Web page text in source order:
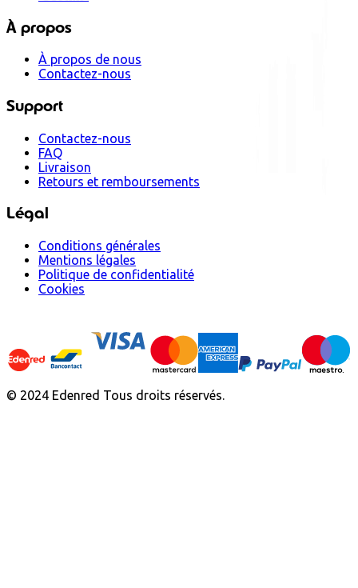
À propos
À propos de nous
Contactez-nous
Support
Contactez-nous
FAQ
Livraison
Retours et remboursements
Légal
Conditions générales
Mentions légales
Politique de confidentialité
Cookies
© 2024 Edenred Tous droits réservés.